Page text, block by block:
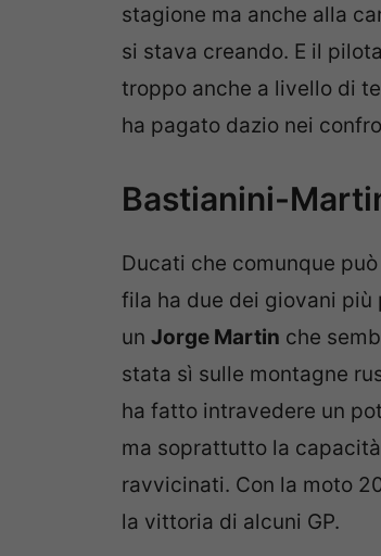
stagione ma anche alla
si stava creando. E il
troppo anche a livello di
ha pagato dazio nei
Bastianini-
Ducati che comunque
fila ha due dei giovani più
un Jorge Martin che
stata sì sulle montagne
ha fatto intravedere un
ma soprattutto la
ravvicinati. Con la moto
la vittoria di alcuni GP.